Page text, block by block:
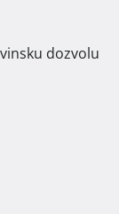
dozvolu